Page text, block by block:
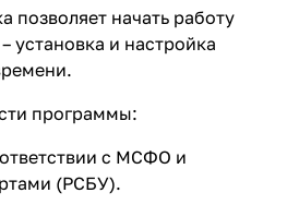
позволяет начать работу
установка и настройка
программы:
с МСФО и
(РСБУ).